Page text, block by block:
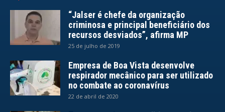
“Jalser é chefe da organização
criminosa e principal beneficiário dos
recursos desviados”, afirma MP
25 de julho de 2019
Empresa de Boa Vista desenvolve
respirador mecânico para ser utilizado
no combate ao coronavírus
22 de abril de 2020